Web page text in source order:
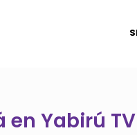
en Yabirú TV